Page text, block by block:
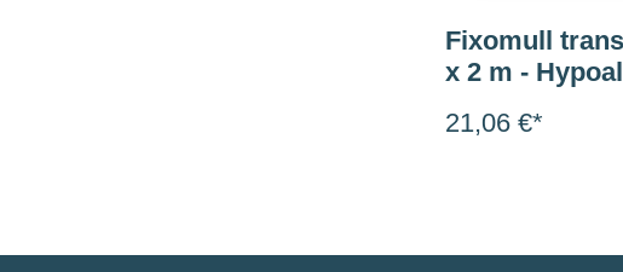
Fixomull
x 2 m -
21,06 €*